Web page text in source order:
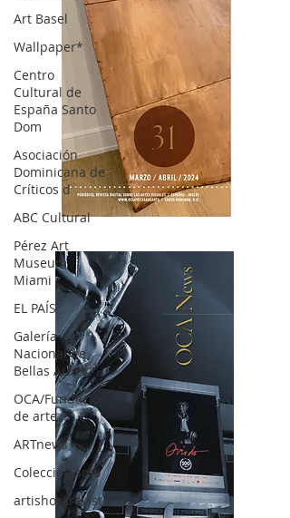
Art Basel
Wallpaper*
Centro
Cultural de
España Santo
Dom
Asociación
Dominicana de
Críticos d
ABC Cultural
Pérez Art
Museum
Miami
EL PAÍS
Galería
Nacional de
Bellas Artes
OCA/Fundación
de arte
ARTnews
Coleccionismo
artishockrevista